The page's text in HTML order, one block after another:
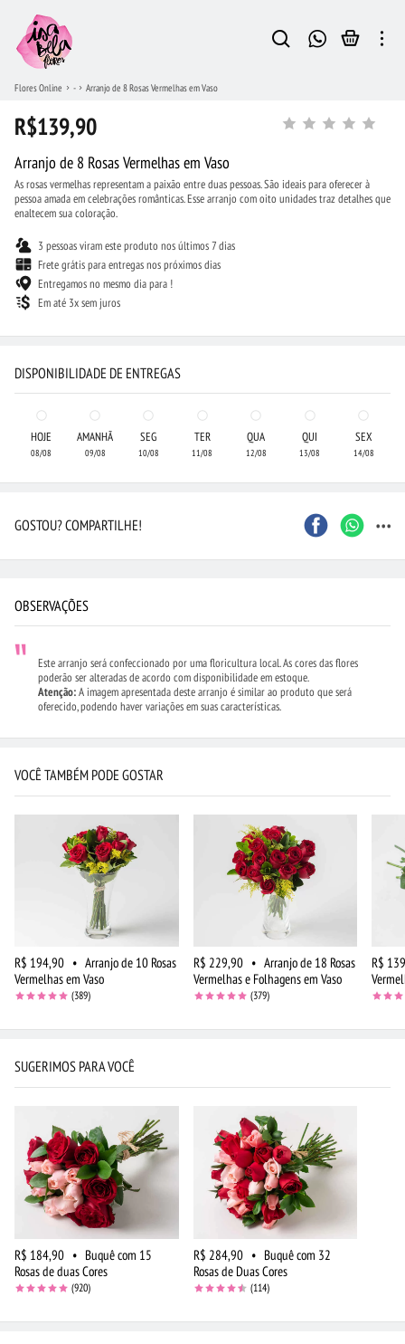
Flores Online - Arranjo de 8 Rosas Vermelhas em Vaso
R$139,90
Arranjo de 8 Rosas Vermelhas em Vaso
As rosas vermelhas representam a paixão entre duas pessoas. São ideais para oferecer à
pessoa amada em celebrações românticas. Esse arranjo com oito unidades traz detalhes que
enaltecem sua coloração.
3 pessoas viram este produto nos últimos 7 dias
Frete grátis para entregas nos próximos dias
Entregamos no mesmo dia para !
Em até 3x sem juros
DISPONIBILIDADE DE ENTREGAS
HOJE
08/08
AMANHÃ
09/08
SEG
10/08
TER
11/08
QUA
12/08
QUI
13/08
SEX
14/08
GOSTOU? COMPARTILHE! ...
OBSERVAÇÕES
Este arranjo será confeccionado por uma floricultura local. As cores das flores
poderão ser alteradas de acordo com disponibilidade em estoque.
Atenção:A imagem apresentada deste arranjo é similar ao produto que será
oferecido, podendo haver variações em suas características.
VOCÊ TAMBÉM PODE GOSTAR
R$ 194,90 • Arranjo de 10 Rosas
Vermelhas em Vaso
(389)
R$ 229,90 • Arranjo de 18 Rosas
Vermelhas e Folhagens em Vaso
(379)
R$
SUGERIMOS PARA VOCÊ
R$ 184,90 • Buquê com 15
Rosas de duas Cores
(920)
R$ 284,90 • Buquê com 32
Rosas de Duas Cores
(114)